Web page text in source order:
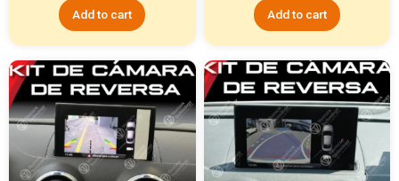
Add to cart Add to cart